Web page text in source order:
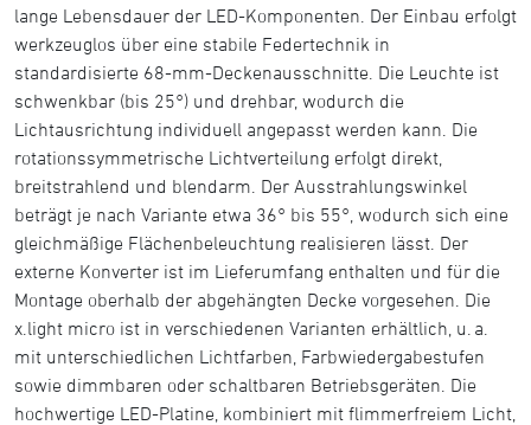
lange Lebensdauer der LED-Komponenten. Der Einbau erfolgt
werkzeuglos über eine stabile Federtechnik in
standardisierte 68-mm-Deckenausschnitte. Die Leuchte ist
schwenkbar (bis 25°) und drehbar, wodurch die
Lichtausrichtung individuell angepasst werden kann. Die
rotationssymmetrische Lichtverteilung erfolgt direkt,
breitstrahlend und blendarm. Der Ausstrahlungswinkel
beträgt je nach Variante etwa 36° bis 55°, wodurch sich eine
gleichmäßige Flächenbeleuchtung realisieren lässt. Der
externe Konverter ist im Lieferumfang enthalten und für die
Montage oberhalb der abgehängten Decke vorgesehen. Die
x.light micro ist in verschiedenen Varianten erhältlich, u. a.
mit unterschiedlichen Lichtfarben, Farbwiedergabestufen
sowie dimmbaren oder schaltbaren Betriebsgeräten. Die
hochwertige LED-Platine, kombiniert mit flimmerfreiem Licht,